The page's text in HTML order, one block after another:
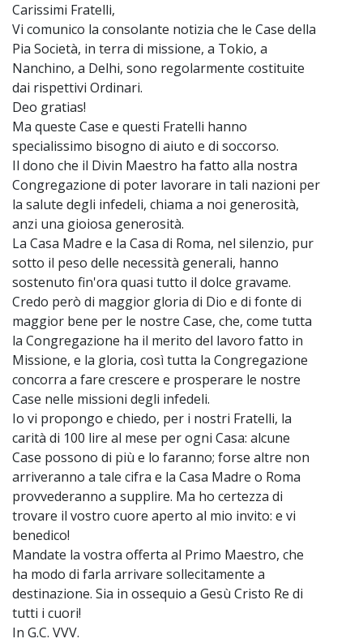
Carissimi Fratelli,
Vi comunico la consolante notizia che le Case della
Pia Società, in terra di missione, a Tokio, a
Nanchino, a Delhi, sono regolarmente costituite
dai rispettivi Ordinari.
Deo gratias!
Ma queste Case e questi Fratelli hanno
specialissimo bisogno di aiuto e di soccorso.
Il dono che il Divin Maestro ha fatto alla nostra
Congregazione di poter lavorare in tali nazioni per
la salute degli infedeli, chiama a noi generosità,
anzi una gioiosa generosità.
La Casa Madre e la Casa di Roma, nel silenzio, pur
sotto il peso delle necessità generali, hanno
sostenuto fin'ora quasi tutto il dolce gravame.
Credo però di maggior gloria di Dio e di fonte di
maggior bene per le nostre Case, che, come tutta
la Congregazione ha il merito del lavoro fatto in
Missione, e la gloria, così tutta la Congregazione
concorra a fare crescere e prosperare le nostre
Case nelle missioni degli infedeli.
Io vi propongo e chiedo, per i nostri Fratelli, la
carità di 100 lire al mese per ogni Casa: alcune
Case possono di più e lo faranno; forse altre non
arriveranno a tale cifra e la Casa Madre o Roma
provvederanno a supplire. Ma ho certezza di
trovare il vostro cuore aperto al mio invito: e vi
benedico!
Mandate la vostra offerta al Primo Maestro, che
ha modo di farla arrivare sollecitamente a
destinazione. Sia in ossequio a Gesù Cristo Re di
tutti i cuori!
In G.C. VVV.